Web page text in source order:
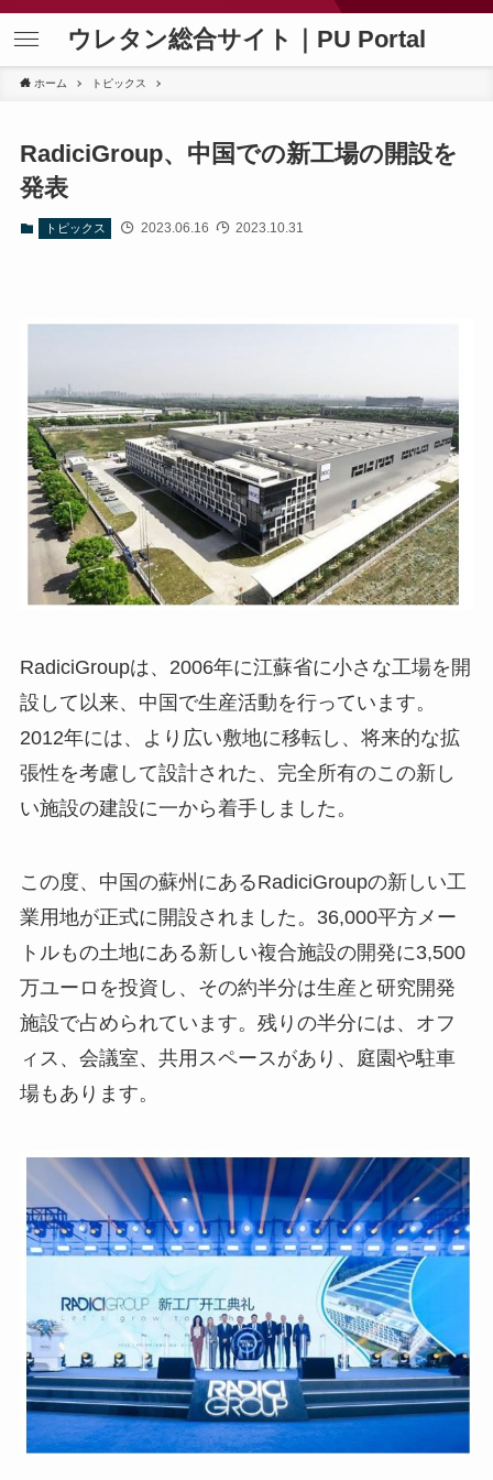
ウレタン総合サイト｜PU Portal
ホーム トピックス
RadiciGroup、中国での新工場の開設を
発表
トピックス 2023.06.16 2023.10.31
RadiciGroupは、2006年に江蘇省に小さな工場を開
設して以来、中国で生産活動を行っています。
2012年には、より広い敷地に移転し、将来的な拡
張性を考慮して設計された、完全所有のこの新し
い施設の建設に一から着手しました。
この度、中国の蘇州にあるRadiciGroupの新しい工
業用地が正式に開設されました。36,000平方メー
トルもの土地にある新しい複合施設の開発に3,500
万ユーロを投資し、その約半分は生産と研究開発
施設で占められています。残りの半分には、オフ
ィス、会議室、共用スペースがあり、庭園や駐車
場もあります。